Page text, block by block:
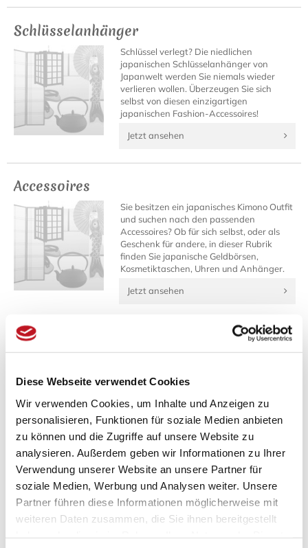
Diese Webseite verwendet Cookies
Wir verwenden Cookies, um Inhalte und Anzeigen zu
personalisieren, Funktionen für soziale Medien anbieten
zu können und die Zugriffe auf unsere Website zu
analysieren. Außerdem geben wir Informationen zu Ihrer
Verwendung unserer Website an unsere Partner für
soziale Medien, Werbung und Analysen weiter. Unsere
Partner führen diese Informationen möglicherweise mit
weiteren Daten zusammen, die Sie ihnen bereitgestellt
Schlüsselanhänger
Schlüssel verlegt? Die niedlichen
japanischen Schlüsselanhänger von
Japanwelt werden Sie niemals wieder
verlieren wollen. Überzeugen Sie sich
selbst von diesen einzigartigen
japanischen Fashion-Accessoires!
Jetzt ansehen
Accessoires
Sie besitzen ein japanisches Kimono Outfit
und suchen nach den passenden
Accessoires? Ob für sich selbst, oder als
Geschenk für andere, in dieser Rubrik
finden Sie japanische Geldbörsen,
Kosmetiktaschen, Uhren und Anhänger.
Jetzt ansehen
Fenner Fashion
Stadt, zum Einkaufen oder für den Strand.